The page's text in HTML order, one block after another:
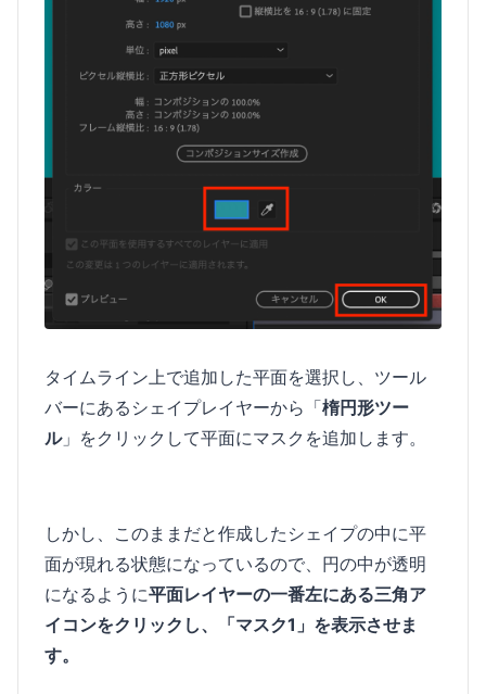
タイムライン上で追加した平面を選択し、ツール
バーにあるシェイプレイヤーから「楕円形ツー
ル」をクリックして平面にマスクを追加します。
しかし、このままだと作成したシェイプの中に平
面が現れる状態になっているので、円の中が透明
になるように平面レイヤーの一番左にある三角ア
イコンをクリックし、「マスク1」を表示させま
す。